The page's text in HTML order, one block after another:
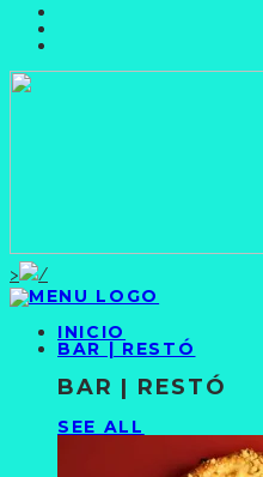
>
INICIO
BAR | RESTÓ
BAR | RESTÓ
SEE ALL